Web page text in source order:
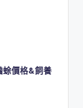
價格&飼養